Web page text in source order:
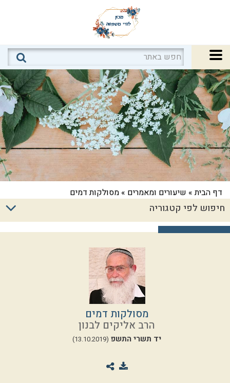
דף הבית» שיעורים ומאמרים » מסולקות דמים
חיפוש לפי קטגוריה
מסולקות דמים
הרב אליקים לבנון
יד תשרי התשפ (13.10.2019)